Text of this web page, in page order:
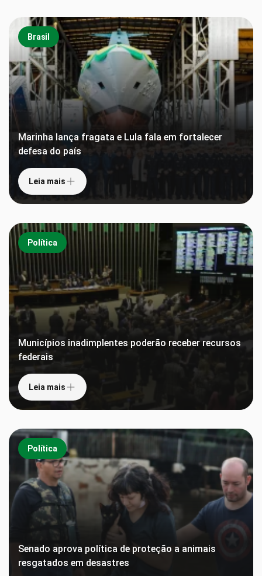
Brasil
Marinha lança fragata e Lula fala em fortalecer
defesa do país
Leia mais
Política
Municípios inadimplentes poderão receber recursos
federais
Leia mais
Política
Senado aprova política de proteção a animais
resgatados em desastres